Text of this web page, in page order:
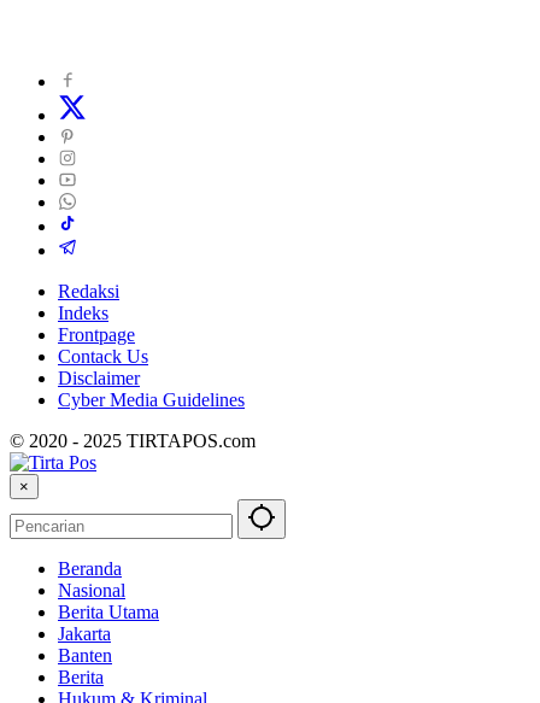
Redaksi
Indeks
Frontpage
Contack Us
Disclaimer
Cyber ​​Media Guidelines
© 2020 - 2025 TIRTAPOS.com
×
Beranda
Nasional
Berita Utama
Jakarta
Banten
Berita
Hukum & Kriminal